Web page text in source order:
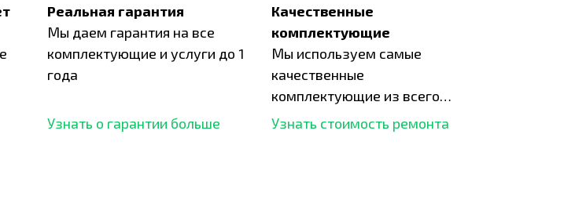
Реальная гарантия
Мы даем гарантия на все
комплектующие и услуги до 1
года
Узнать о гарантии больше
Качественные
комплектующие
Мы используем самые
качественные
комплектующие из всего
рынка и используем самое
Узнать стоимость ремонта